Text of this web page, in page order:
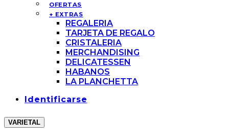
OFERTAS
+ EXTRAS
REGALERIA
TARJETA DE REGALO
CRISTALERIA
MERCHANDISING
DELICATESSEN
HABANOS
LA PLANCHETTA
Identificarse
VARIETAL